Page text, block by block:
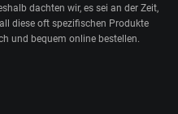
dachten wir, es sei an der Zeit,
diese oft spezifischen Produkte
und bequem online bestellen.